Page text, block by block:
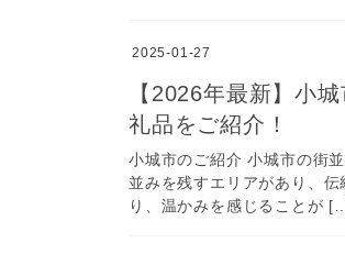
2025-01-27
【2026年最新】小
礼品をご紹介！
小城市のご紹介 小城市の街
並みを残すエリアがあり、
り、温かみを感じることが